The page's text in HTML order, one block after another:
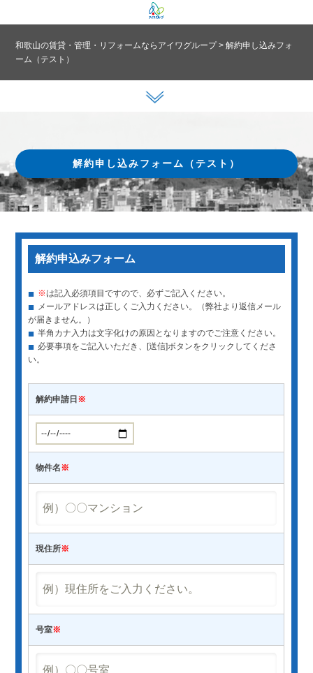
和歌山の賃貸・管理・リフォームならアイワグループ>解約申し込みフォ
ーム（テスト）
解約申し込みフォーム（テスト）
解約申込みフォーム
■ ※は記入必須項目ですので、必ずご記入ください。
■ メールアドレスは正しくご入力ください。（弊社より返信メール
が届きません。）
■ 半角カナ入力は文字化けの原因となりますのでご注意ください。
■ 必要事項をご記入いただき、[送信]ボタンをクリックしてくださ
い。
解約申請日※
物件名※
現住所※
号室※